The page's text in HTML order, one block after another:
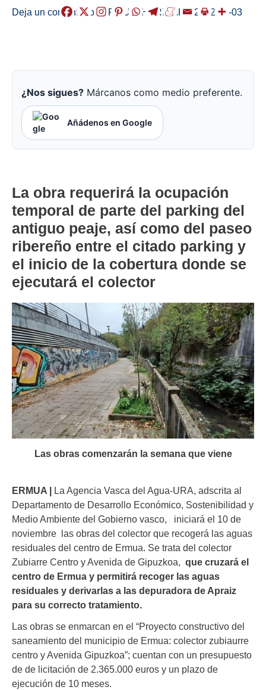
Deja un comentario /ERMUA, HERRIAK,/ 2022-11-03
¿Nos sigues? Márcanos como medio preferente.
Añádenos en Google
La obra requerirá la ocupación
temporal de parte del parking del
antiguo peaje, así como del paseo
ribereño entre el citado parking y
el inicio de la cobertura donde se
ejecutará el colector
Las obras comenzarán la semana que viene
ERMUA | La Agencia Vasca del Agua-URA, adscrita al
Departamento de Desarrollo Económico, Sostenibilidad y
Medio Ambiente del Gobierno vasco, iniciará el 10 de
noviembre las obras del colector que recogerá las aguas
residuales del centro de Ermua. Se trata del colector
Zubiarre Centro y Avenida de Gipuzkoa, que cruzará el
centro de Ermua y permitirá recoger las aguas
residuales y derivarlas a las depuradora de Apraiz
para su correcto tratamiento.
Las obras se enmarcan en el “Proyecto constructivo del
saneamiento del municipio de Ermua: colector zubiaurre
centro y Avenida Gipuzkoa”; cuentan con un presupuesto
de de licitación de 2.365.000 euros y un plazo de
ejecución de 10 meses.